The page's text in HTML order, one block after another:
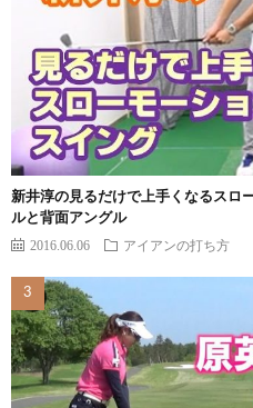
新井淳の見るだけで上手くなるスロ
ルと背面アングル
2016.06.06 アイアンの打ち方